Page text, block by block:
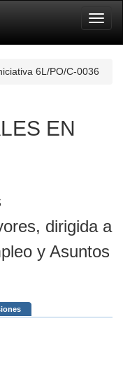
6L/PO/C-0036
EN
dirigida a
y Asuntos